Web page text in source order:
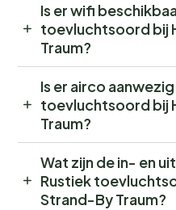
Is er wifi
toevluchtsoord bij
Traum?
Is er airco
toevluchtsoord bij
Traum?
Wat zijn de in- en
Rustiek
Strand-By Traum?